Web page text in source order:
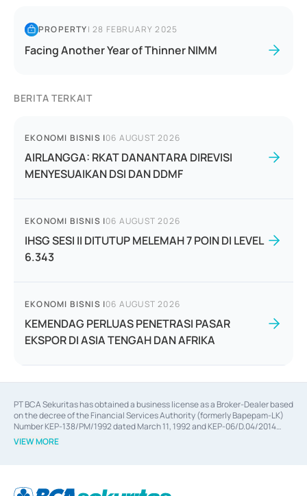
PROPERTY|28 FEBRUARY 2025
Facing Another Year of Thinner NIMM
BERITA TERKAIT
EKONOMI BISNIS |06 AUGUST 2026
AIRLANGGA: RKAT DANANTARA DIREVISI
MENYESUAIKAN DSI DAN DDMF
EKONOMI BISNIS |06 AUGUST 2026
IHSG SESI II DITUTUP MELEMAH 7 POIN DI LEVEL
6.343
EKONOMI BISNIS |06 AUGUST 2026
KEMENDAG PERLUAS PENETRASI PASAR
EKSPOR DI ASIA TENGAH DAN AFRIKA
PT BCA Sekuritas has obtained a business license as a Broker-Dealer based
on the decree of the Financial Services Authority (formerly Bapepam-LK)
Number KEP-138/PM/1992 dated March 11, 1992 and KEP-06/D.04/2014
dated February 28, 2014, a business license as an Underwriter based on the
decree of the Financial Services Authority Number KEP-12/PM/PEE/1997
Financial Services Authority Number S-67/PM.21/2014 dated February 28,
VIEW MORE